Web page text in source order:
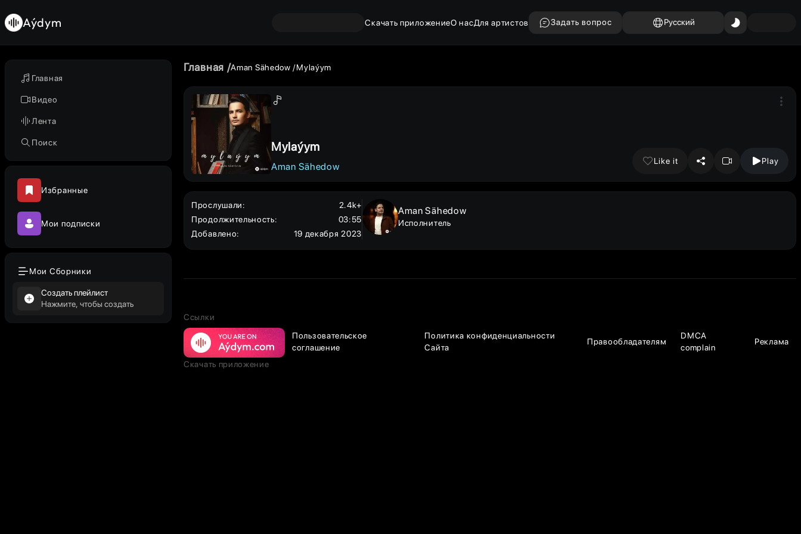
Главная
Видео
Лента
Поиск
Избранные
Мои подписки
Мои Сборники
Создать плейлист
Нажмите, чтобы создать
Aýdym Скачать приложениеО насДля артистов Задать вопрос Русский
Главная Aman Sähedow Mylaýym
Mylaýym
Aman Sähedow
Like it Play
Прослушали:
2.4k+
Продолжительность:
03:55
Добавлено: 19 декабря 2023
Aman Sähedow
Исполнитель
Ссылки
Пользовательское
соглашение
Политика конфиденциальности
Сайта
Правообладателям
DMCA
complain
Реклама
Скачать приложение